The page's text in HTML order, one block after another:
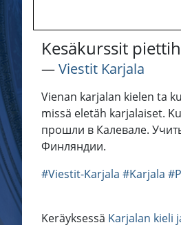
Kesäkurssit
―Viestit Karjala
Vienan karjalan kielen ta
missä eletäh karjalaiset.
прошли в Калевале.
Финляндии.
#Viestit-Karjala #Karjala
Keräyksessä Karjalan kieli